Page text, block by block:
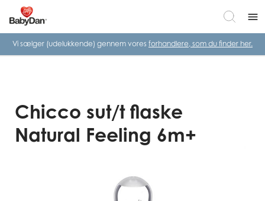
menu
Vi sælger (udelukkende) gennem vores forhandlere, som du finder her.
Chicco sut/t flaske
Natural Feeling 6m+